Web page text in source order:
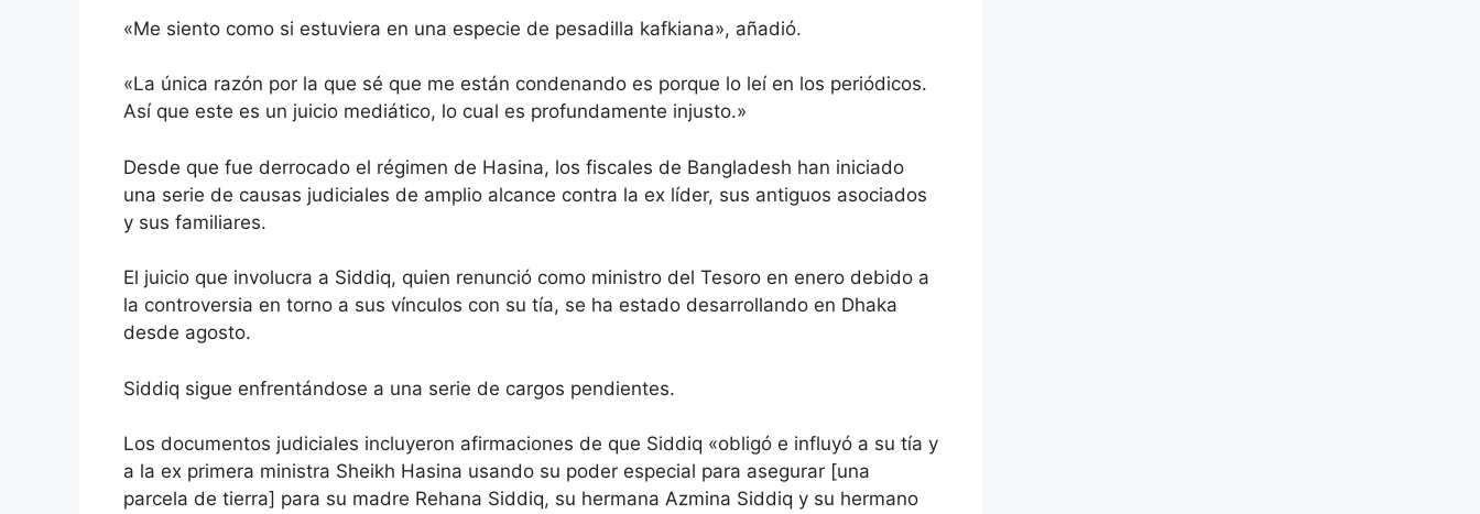
«Me siento como si estuviera en una especie de pesadilla kafkiana», añadió.
«La única razón por la que sé que me están condenando es porque lo leí en los periódicos.
Así que este es un juicio mediático, lo cual es profundamente injusto.»
Desde que fue derrocado el régimen de Hasina, los fiscales de Bangladesh han iniciado
una serie de causas judiciales de amplio alcance contra la ex líder, sus antiguos asociados
y sus familiares.
El juicio que involucra a Siddiq, quien renunció como ministro del Tesoro en enero debido a
la controversia en torno a sus vínculos con su tía, se ha estado desarrollando en Dhaka
desde agosto.
Siddiq sigue enfrentándose a una serie de cargos pendientes.
Los documentos judiciales incluyeron afirmaciones de que Siddiq «obligó e influyó a su tía y
a la ex primera ministra Sheikh Hasina usando su poder especial para asegurar [una
parcela de tierra] para su madre Rehana Siddiq, su hermana Azmina Siddiq y su hermano